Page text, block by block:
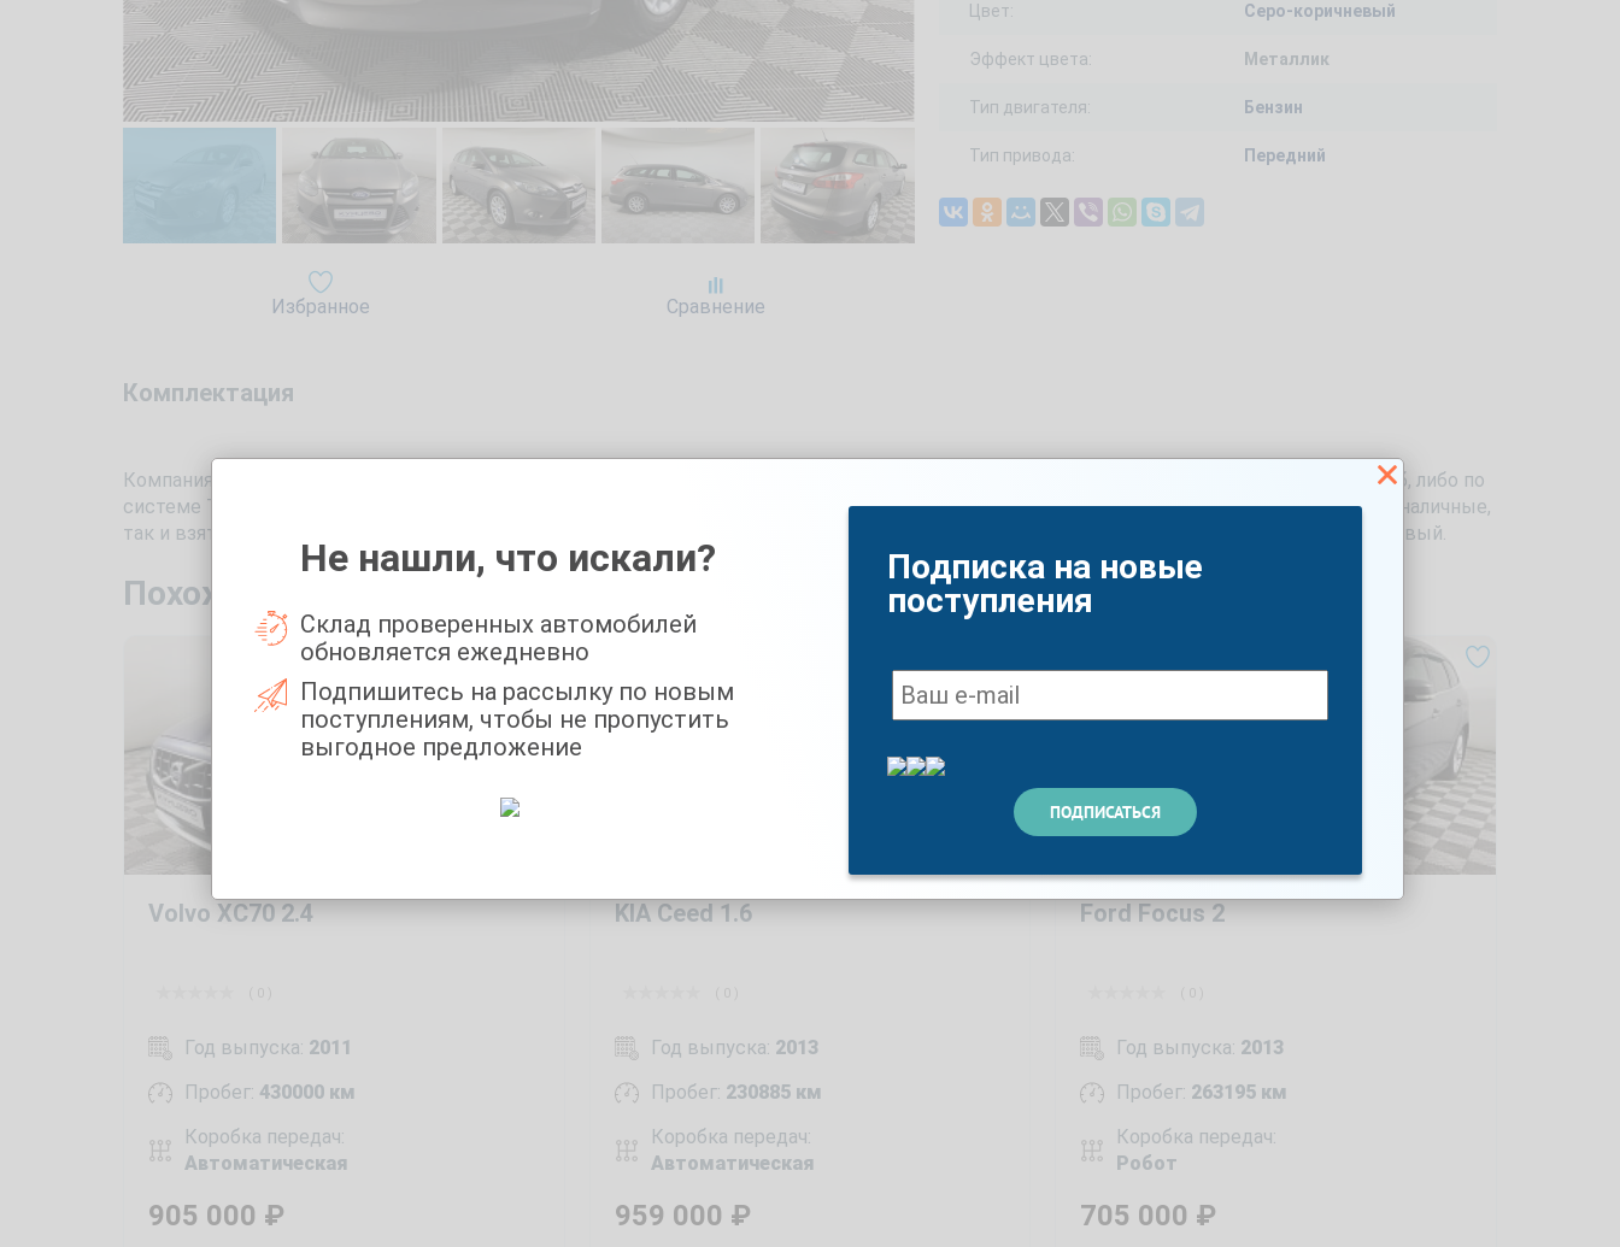
Избранное Сравнение
Цвет: Серо-коричневый
Эффект цвета: Металлик
Тип двигателя: Бензин
Тип привода: Передний
Комплектация
Компания «Trade-In Кунцево» предлагает Вам купить подержанный автомобиль FORD Focus 2, 2013 в кузове Универсал по цене 760000 руб, либо по
системе Трейд Ин. Автомобиль 2013 года с пробегом 193273 км, объемом двигателя 2000 см3 и мощностью 150 л.с. можно купить как за наличные,
так и взять в кредит. Перед покупкой Вы также можете записаться на бесплатный тест-драйв. Доступный цвет машины — Серо-коричневый.
Похожие автомобили с пробегом
Volvo XC70 2.4
Год выпуска: 2011
Пробег: 430000 км
Коробка передач:
Автоматическая
905 000 ₽
KIA Ceed 1.6
Год выпуска: 2013
Пробег: 230885 км
Коробка передач:
Автоматическая
959 000 ₽
Ford Focus 2
Год выпуска: 2013
Пробег: 263195 км
Коробка передач:
Робот
705 000 ₽
Не нашли, что искали?
Склад проверенных автомобилей
обновляется ежедневно
Подпишитесь на рассылку по новым
поступлениям, чтобы не пропустить
выгодное предложение
Подписка на новые
поступления